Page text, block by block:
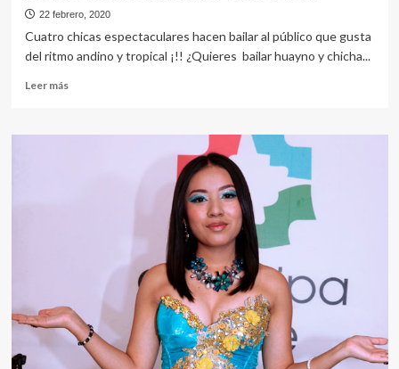
22 febrero, 2020
Cuatro chicas espectaculares hacen bailar al público que gusta
del ritmo andino y tropical ¡!! ¿Quieres bailar huayno y chicha...
Leer másLeer
huayno